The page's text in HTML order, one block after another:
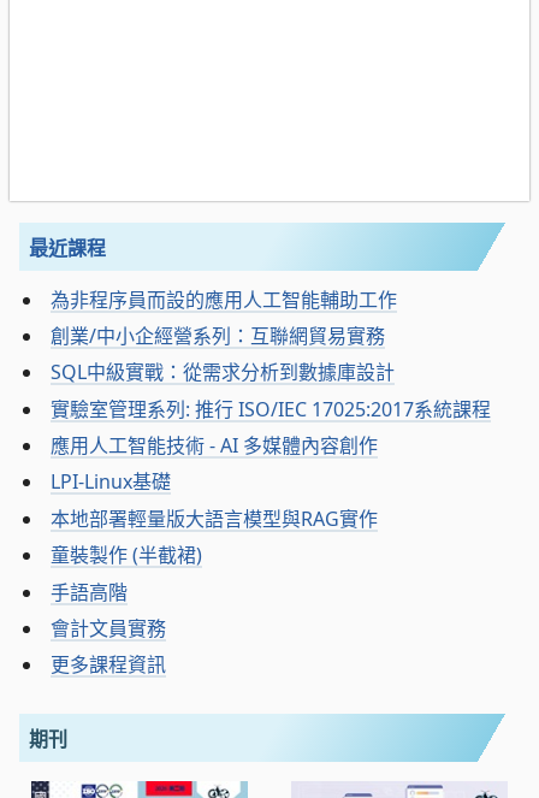
最近課程
為非程序員而設的應用人工智能輔助工作
創業/中小企經營系列：互聯網貿易實務
SQL中級實戰：從需求分析到數據庫設計
實驗室管理系列: 推行 ISO/IEC 17025:2017系統課程
應用人工智能技術 - AI 多媒體內容創作
LPI-Linux基礎
本地部署輕量版大語言模型與RAG實作
童裝製作 (半截裙)
手語高階
會計文員實務
更多課程資訊
期刊